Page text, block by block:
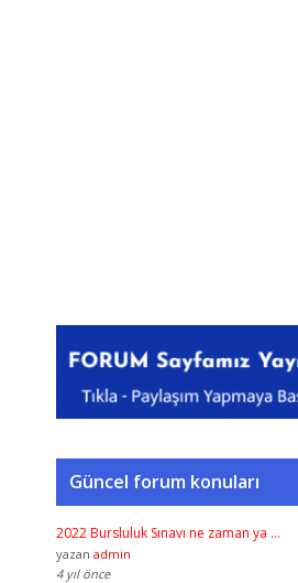
Güncel forum konuları
2022 Bursluluk Sınavı ne zaman ya …
yazan admin
4 yıl önce